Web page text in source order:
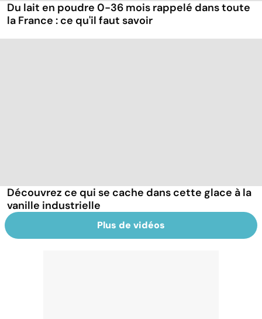
Du lait en poudre 0-36 mois rappelé dans toute
la France : ce qu'il faut savoir
Découvrez ce qui se cache dans cette glace à la
vanille industrielle
Plus de vidéos